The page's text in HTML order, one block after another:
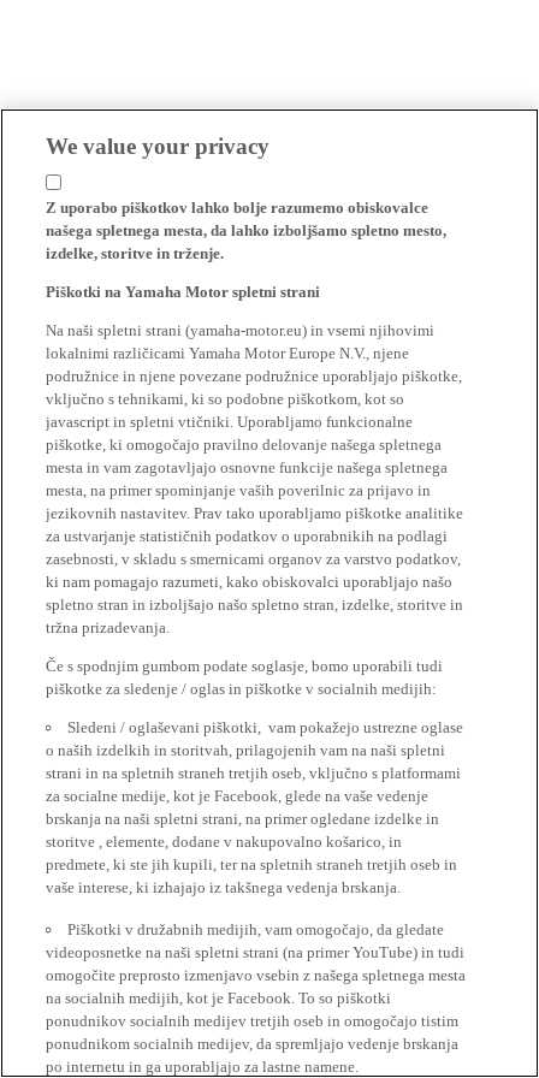
We value your privacy
Z uporabo piškotkov lahko bolje razumemo obiskovalce
našega spletnega mesta, da lahko izboljšamo spletno mesto,
izdelke, storitve in trženje.
Piškotki na Yamaha Motor spletni strani
Na naši spletni strani (yamaha-motor.eu) in vsemi njihovimi
lokalnimi različicami Yamaha Motor Europe N.V., njene
podružnice in njene povezane podružnice uporabljajo piškotke,
vključno s tehnikami, ki so podobne piškotkom, kot so
javascript in spletni vtičniki. Uporabljamo funkcionalne
piškotke, ki omogočajo pravilno delovanje našega spletnega
mesta in vam zagotavljajo osnovne funkcije našega spletnega
mesta, na primer spominjanje vaših poverilnic za prijavo in
jezikovnih nastavitev. Prav tako uporabljamo piškotke analitike
za ustvarjanje statističnih podatkov o uporabnikih na podlagi
zasebnosti, v skladu s smernicami organov za varstvo podatkov,
ki nam pomagajo razumeti, kako obiskovalci uporabljajo našo
spletno stran in izboljšajo našo spletno stran, izdelke, storitve in
tržna prizadevanja.
Če s spodnjim gumbom podate soglasje, bomo uporabili tudi
piškotke za sledenje / oglas in piškotke v socialnih medijih:
Sledeni / oglaševani piškotki, vam pokažejo ustrezne oglase
o naših izdelkih in storitvah, prilagojenih vam na naši spletni
strani in na spletnih straneh tretjih oseb, vključno s platformami
za socialne medije, kot je Facebook, glede na vaše vedenje
brskanja na naši spletni strani, na primer ogledane izdelke in
storitve , elemente, dodane v nakupovalno košarico, in
predmete, ki ste jih kupili, ter na spletnih straneh tretjih oseb in
vaše interese, ki izhajajo iz takšnega vedenja brskanja.
Piškotki v družabnih medijih, vam omogočajo, da gledate
videoposnetke na naši spletni strani (na primer YouTube) in tudi
omogočite preprosto izmenjavo vsebin z našega spletnega mesta
na socialnih medijih, kot je Facebook. To so piškotki
ponudnikov socialnih medijev tretjih oseb in omogočajo tistim
ponudnikom socialnih medijev, da spremljajo vedenje brskanja
po internetu in ga uporabljajo za lastne namene.